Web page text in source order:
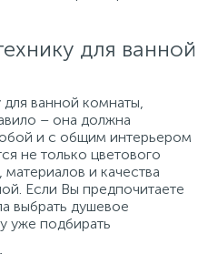
для ванной
ванной комнаты,
– она должна
и с общим интерьером
не только цветового
и качества
Если Вы предпочитаете
выбрать душевое
уже подбирать